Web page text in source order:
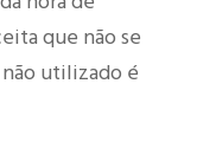
que não se
utilizado é